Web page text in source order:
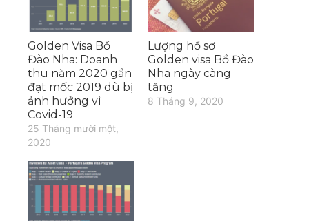
Golden Visa Bồ
Đào Nha: Doanh
thu năm 2020 gần
đạt mốc 2019 dù bị
ảnh hưởng vì
Covid-19
25 Tháng mười một,
2020
Lượng hồ sơ
Golden visa Bồ Đào
Nha ngày càng
tăng
8 Tháng 9, 2020